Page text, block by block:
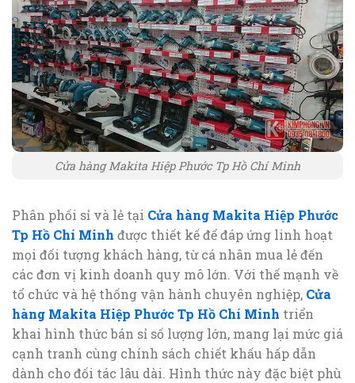
Cửa hàng Makita Hiệp Phước Tp Hồ Chí Minh
Phân phối sỉ và lẻ tại Cửa hàng Makita Hiệp Phước
Tp Hồ Chí Minh được thiết kế để đáp ứng linh hoạt
mọi đối tượng khách hàng, từ cá nhân mua lẻ đến
các đơn vị kinh doanh quy mô lớn. Với thế mạnh về
tổ chức và hệ thống vận hành chuyên nghiệp, Cửa
hàng Makita Hiệp Phước Tp Hồ Chí Minh triển
khai hình thức bán sỉ số lượng lớn, mang lại mức giá
cạnh tranh cùng chính sách chiết khấu hấp dẫn
dành cho đối tác lâu dài. Hình thức này đặc biệt phù